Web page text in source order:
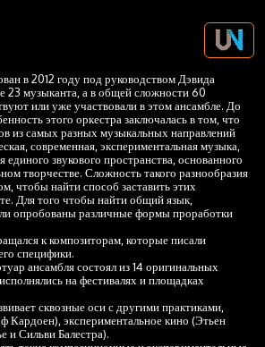
в 2012 году под руководством Дэвида
23 музыканта, а в общей сложности 60
или уже участвовали в этом ансамбле. До
этого оркестра заключалась в том, что
из самых разных музыкальных направлений
современная, экспериментальная музыка,
единого звукового пространства, основанного
творчестве. Сложность такого разнообразия
чтобы найти способ заставить этих
Для того чтобы найти общий язык,
опробованы различные формы проработки
к композиторам, которые писали
специфики.
ансамбля состоял из 14 оригинальных
на фестивалях и площадках
сквозные оси с другими практиками,
Кардоен), экспериментальное кино (Этьен
и Сильви Балестра).